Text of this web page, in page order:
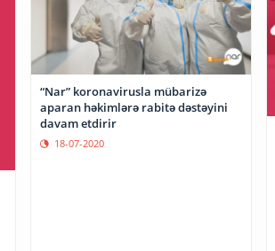
“Nar” koronavirusla mübarizə
aparan həkimlərə rabitə dəstəyini
davam etdirir
18-07-2020